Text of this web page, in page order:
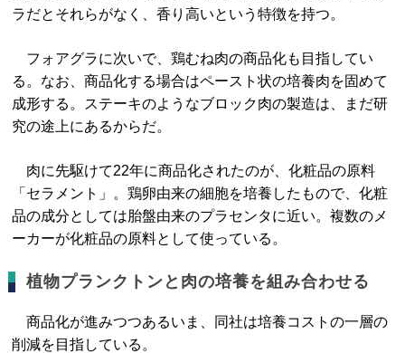
ラだとそれらがなく、香り高いという特徴を持つ。
フォアグラに次いで、鶏むね肉の商品化も目指してい
る。なお、商品化する場合はペースト状の培養肉を固めて
成形する。ステーキのようなブロック肉の製造は、まだ研
究の途上にあるからだ。
肉に先駆けて22年に商品化されたのが、化粧品の原料
「セラメント」。鶏卵由来の細胞を培養したもので、化粧
品の成分としては胎盤由来のプラセンタに近い。複数のメ
ーカーが化粧品の原料として使っている。
植物プランクトンと肉の培養を組み合わせる
商品化が進みつつあるいま、同社は培養コストの一層の
削減を目指している。